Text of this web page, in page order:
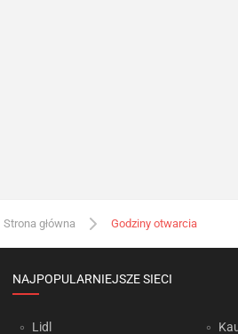
Strona główna Godziny otwarcia
NAJPOPULARNIEJSZE SIECI
Lidl